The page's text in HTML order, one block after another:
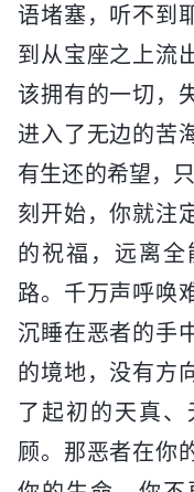
语堵塞，听不到
到从宝座之上流
该拥有的一切，
进入了无边的苦
有生还的希望，
刻开始，你就注
的祝福，远离
路。千万声呼唤
沉睡在恶者的手
的境地，没有方
了起初的天真
顾。那恶者在你